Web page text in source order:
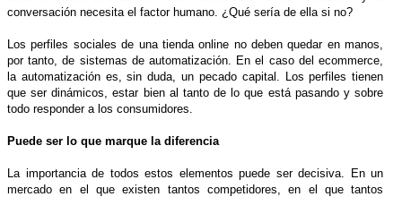
conversación necesita el factor humano. ¿Qué sería de ella si no?
Los perfiles sociales de una tienda online no deben quedar en manos,
por tanto, de sistemas de automatización. En el caso del ecommerce,
la automatización es, sin duda, un pecado capital. Los perfiles tienen
que ser dinámicos, estar bien al tanto de lo que está pasando y sobre
todo responder a los consumidores.
Puede ser lo que marque la diferencia
La importancia de todos estos elementos puede ser decisiva. En un
mercado en el que existen tantos competidores, en el que tantos